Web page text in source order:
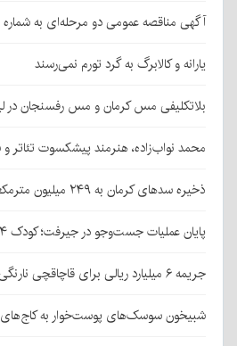
آگهی مناقصه عمومی دو مرحله‌ای به شماره ۰۵-۱۴۰۵ (تجدید اول)
یارانه و کالابرگ به گرد تورم نمی‌رسند
بلاتکلیفی مس کرمان و مس رفسنجان
محمد نواب‌زاده، هنرمند پیشکسوت تئاتر
ذخیره سدهای کرمان به ۲۴۹ میلیون مترمکعب رسید
پایان عملیات جست‌وجو در جیرفت؛ کودک ۴ ساله دلفاردی پیدا شد
جریمه ۶ میلیارد ریالی برای قاچاقچی نارنگی پاکستانی در بافت
شبیخون سوسک‌های پوست‌خوار به کاج‌های